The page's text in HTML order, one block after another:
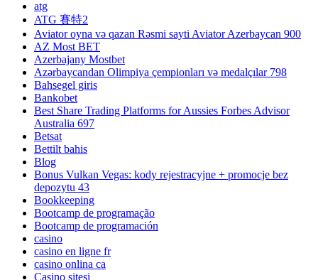
atg
ATG 賽特2
Aviator oyna və qazan Rəsmi sayti Aviator Azerbaycan 900
AZ Most BET
Azerbajany Mostbet
Azərbaycandan Olimpiya çempionları və medalçılar 798
Bahsegel giris
Bankobet
Best Share Trading Platforms for Aussies Forbes Advisor
Australia 697
Betsat
Bettilt bahis
Blog
Bonus Vulkan Vegas: kody rejestracyjne + promocje bez
depozytu 43
Bookkeeping
Bootcamp de programação
Bootcamp de programación
casino
casino en ligne fr
casino onlina ca
Casino sitesi